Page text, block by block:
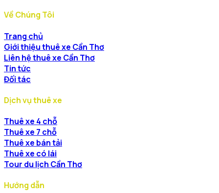
Về Chúng Tôi
Trang chủ
Giới thiệu thuê xe Cần Thơ
Liên hệ thuê xe Cần Thơ
Tin tức
Đối tác
Dịch vụ thuê xe
Thuê xe 4 chỗ
Thuê xe 7 chỗ
Thuê xe bán tải
Thuê xe có lái
Tour du lịch Cần Thơ
Hướng dẫn